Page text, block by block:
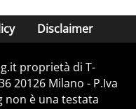
Disclaimer
proprietà di T-
20126 Milano - P.Iva
non è una testata